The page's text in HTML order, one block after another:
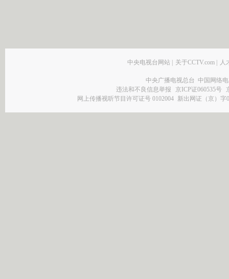
中央电视台网站 | 关于CCTV.com | 人
中央广播电视总台 中国网络
违法和不良信息举报
京ICP证060535号
网上传播视听节目许可证号 0102004 新出网证（京）